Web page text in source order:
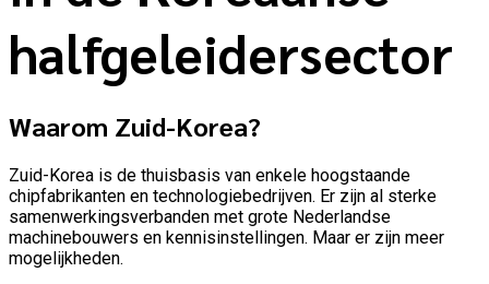
halfgeleidersector
Waarom Zuid-Korea?
Zuid-Korea is de thuisbasis van enkele hoogstaande
chipfabrikanten en technologiebedrijven. Er zijn al sterke
samenwerkingsverbanden met grote Nederlandse
machinebouwers en kennisinstellingen. Maar er zijn meer
mogelijkheden.